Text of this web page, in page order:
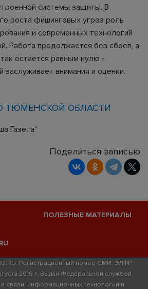
системы защиты. В
роста фишинговых угроз роль
и современных технологий
Работа продолжается без сбоев, а
остается равным нулю -
заслуживает внимания и оценки.
ТЮМЕНСКОЙ ОБЛАСТИ
Газета"
Поделиться записью
ПОЛЕЗНЫЕ МАТЕРИАЛЫ
Регистрационный номер СМИ: ЭЛ №
2019 г. Выдан Федеральной службой
связи, информационных технологий и